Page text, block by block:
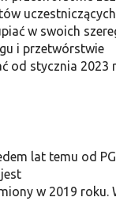
uczestniczą­cych
w swoich
i przetwórstwie
od stycznia 2023
lat temu od
w 2019 roku.